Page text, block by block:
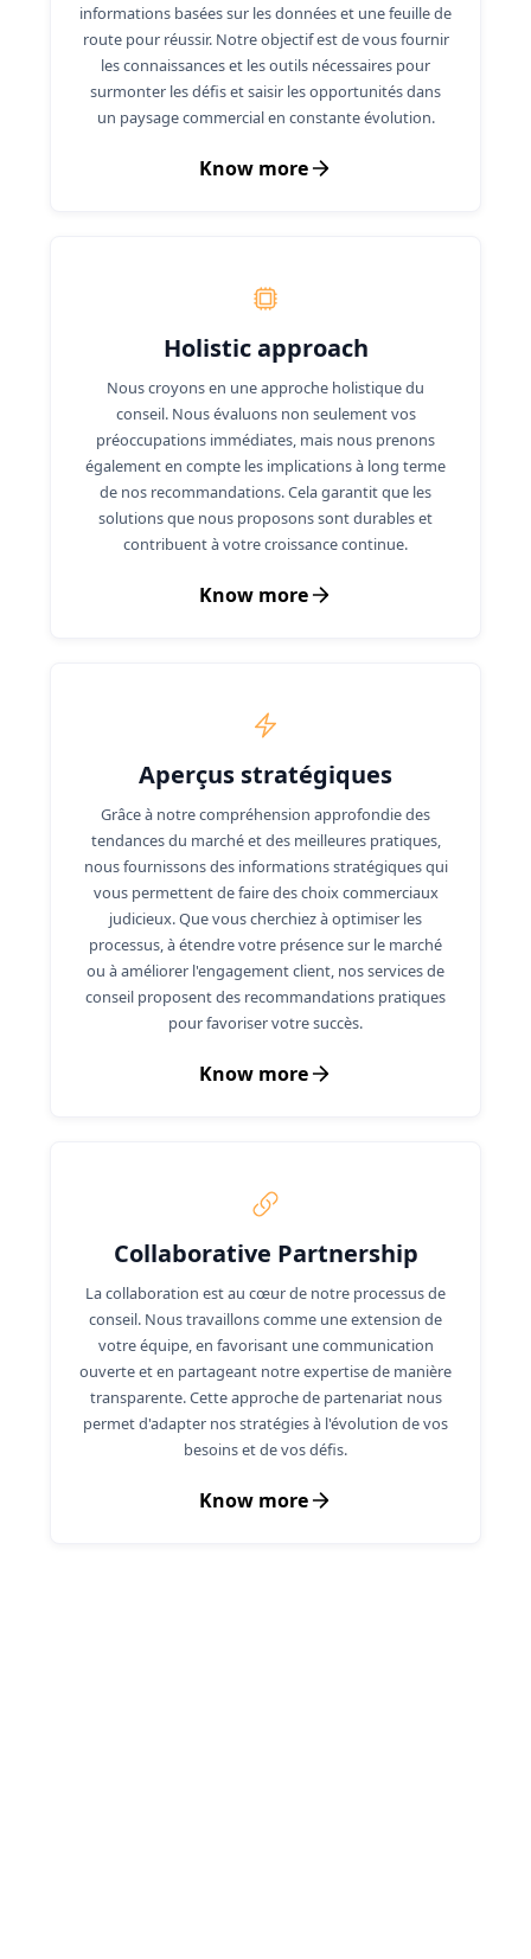
informations basées sur les données et une feuille de
route pour réussir. Notre objectif est de vous fournir
les connaissances et les outils nécessaires pour
surmonter les défis et saisir les opportunités dans
un paysage commercial en constante évolution.
Know more
Holistic approach
Nous croyons en une approche holistique du
conseil. Nous évaluons non seulement vos
préoccupations immédiates, mais nous prenons
également en compte les implications à long terme
de nos recommandations. Cela garantit que les
solutions que nous proposons sont durables et
contribuent à votre croissance continue.
Know more
Aperçus stratégiques
Grâce à notre compréhension approfondie des
tendances du marché et des meilleures pratiques,
nous fournissons des informations stratégiques qui
vous permettent de faire des choix commerciaux
judicieux. Que vous cherchiez à optimiser les
processus, à étendre votre présence sur le marché
ou à améliorer l'engagement client, nos services de
conseil proposent des recommandations pratiques
pour favoriser votre succès.
Know more
Collaborative Partnership
La collaboration est au cœur de notre processus de
conseil. Nous travaillons comme une extension de
votre équipe, en favorisant une communication
ouverte et en partageant notre expertise de manière
transparente. Cette approche de partenariat nous
permet d'adapter nos stratégies à l'évolution de vos
besoins et de vos défis.
Know more